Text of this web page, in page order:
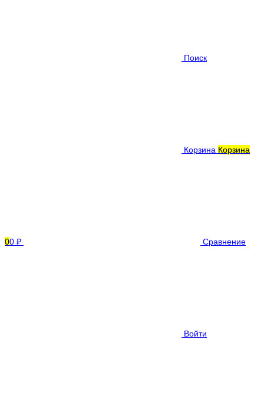
Поиск
Корзина Корзина
00 ₽ Сравнение
Войти